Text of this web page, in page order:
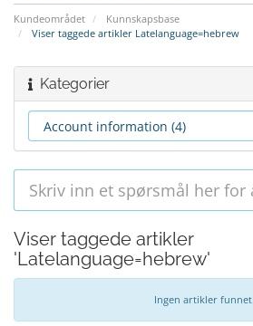
Kundeområdet
Kunnskapsbase
Viser taggede artikler Latelanguage=hebrew
Kategorier
Viser taggede artikler
'Latelanguage=hebrew'
Ingen artikler funnet